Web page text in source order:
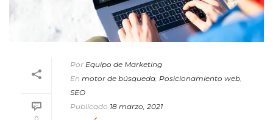
Por Equipo de Marketing
En motor de búsqueda Posicionamiento web
SEO
Publicado 18 marzo, 2021